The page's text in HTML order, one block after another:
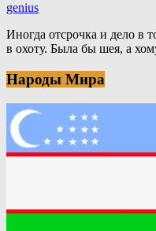
genius
Иногда отсрочка и дело в
в охоту. Была бы шея, а
Народы Мира